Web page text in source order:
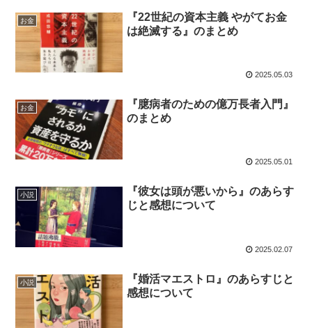
お金
『22世紀の資本主義 やがてお金
は絶滅する』のまとめ
2025.05.03
お金
『臆病者のための億万長者入門』
のまとめ
2025.05.01
小説
『彼女は頭が悪いから』のあらす
じと感想について
2025.02.07
小説
『婚活マエストロ』のあらすじと
感想について